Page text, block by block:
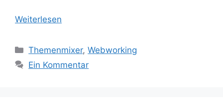
Weiterlesen
Kategorien
Themenmixer,Webworking
Ein Kommentar